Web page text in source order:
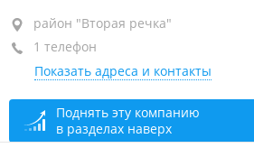
район "Вторая речка", ул. Русская, 2К
ТРЦ "Дружба", 3-й этаж, бут. 309
+7 914 737-22-10
сегодня закрыто
район "Вторая речка"
1 телефон
Показать адреса и контакты
Поднять эту компанию
в разделах наверх